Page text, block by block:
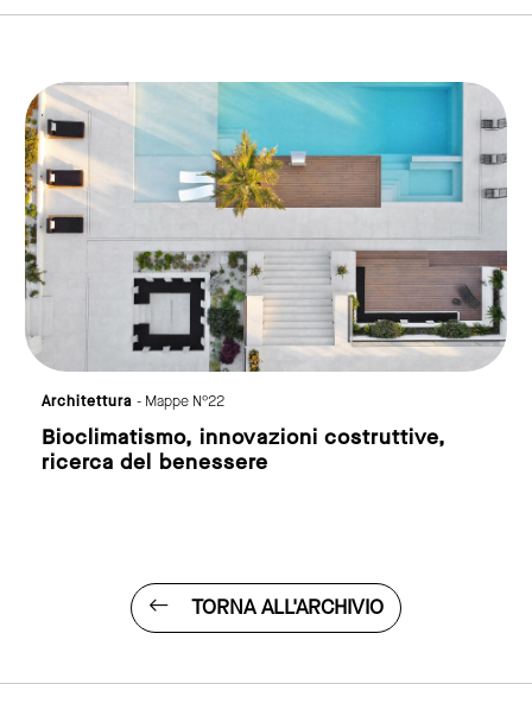
Eventi - Mappe N°23
La conferenza di Marc Sadler
di Cristiana Colli
link to page
TORNA ALL'ARCHIVIO